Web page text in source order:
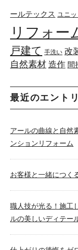
ールテックス ユニ
リフォー
戸建て 手洗い 改
自然素材 造作 間
最近のエント
アールの曲線と自然
ンションリフォーム
お客様と一緒につく
職人技が光る！施工
ルの美しいディテー